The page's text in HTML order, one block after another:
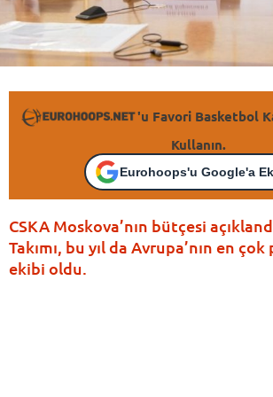
'u Favori Basketbol
Kullanın.
Eurohoops'u Google'a
CSKA Moskova’nın bütçesi
Takımı, bu yıl da Avrupa’nın en
ekibi oldu.